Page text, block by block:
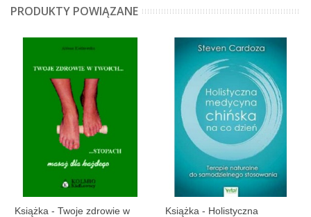
PRODUKTY POWIĄZANE
Książka - Twoje zdrowie w
Książka - Holistyczna